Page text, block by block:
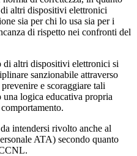
altri dispositivi elettronici
sia per chi lo usa sia per i
di rispetto nei confronti del
di altri dispositivi elettronici si
sanzionabile attraverso
e scoraggiare tali
una logica educativa propria
intendersi rivolto anche al
ATA) secondo quanto